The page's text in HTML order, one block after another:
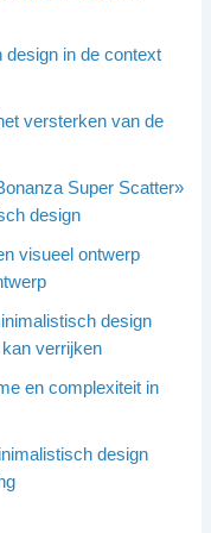
design in de context
versterken van de
Super Scatter»
design
visueel ontwerp
design
verrijken
en complexiteit in
design